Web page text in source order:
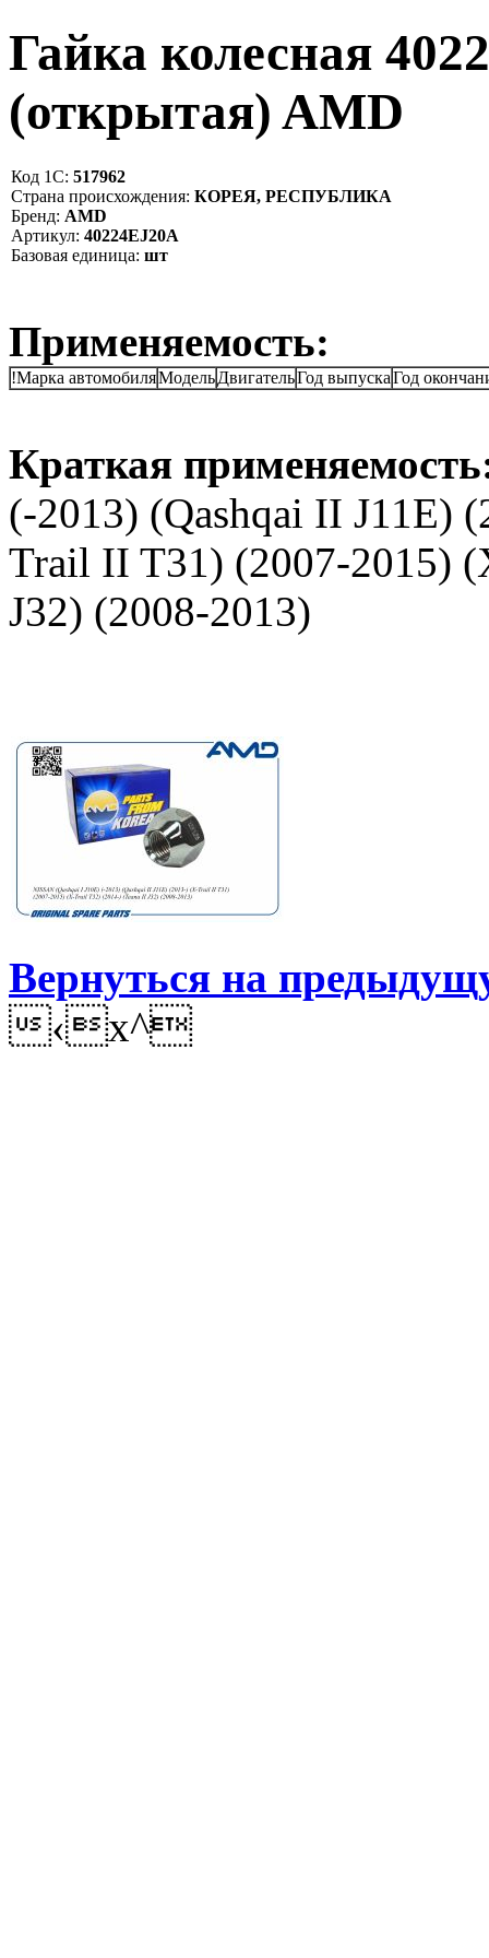
Гайка колесная
(открытая) AMD
Код 1С: 517962
Страна происхождения: КОРЕЯ, РЕСПУБЛИКА
Бренд: AMD
Артикул: 40224EJ20A
Базовая единица: шт
Применяемость:
!Марка автомобиляМодельДвигательГод выпускаГод
Краткая
(-2013) (Qashqai II J11E)
Trail II T31) (2007-2015)
J32) (2008-2013)
Вернуться на
‹x^